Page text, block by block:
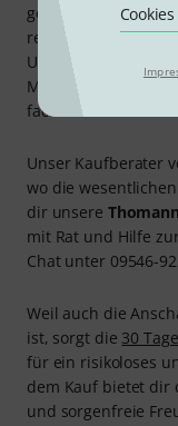
geblieben.
reine Blechflöten
Unterschiede. Das
Materialien und
fachmännischen
Unser Kaufberater
wo die
dir unsere
mit Rat und Hilfe
Chat unter 09546-
Weil auch die
ist, sorgt die 30
für ein risikoloses
dem Kauf bietet dir
und sorgenfreie